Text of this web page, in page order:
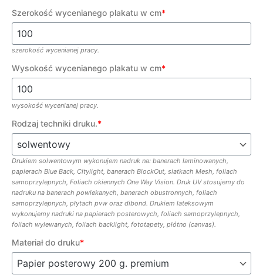
Szerokość wycenianego plakatu w cm*
szerokość wycenianej pracy.
Wysokość wycenianego plakatu w cm*
wysokość wycenianej pracy.
Rodzaj techniki druku.*
Drukiem solwentowym wykonujem nadruk na: banerach laminowanych,
papierach Blue Back, Citylight, banerach BlockOut, siatkach Mesh, foliach
samoprzylepnych, Foliach okiennych One Way Vision. Druk UV stosujemy do
nadruku na banerach powlekanych, banerach obustronnych, foliach
samoprzylepnych, płytach pvw oraz dibond. Drukiem lateksowym
wykonujemy nadruki na papierach posterowych, foliach samoprzylepnych,
foliach wylewanych, foliach backlight, fototapety, płótno (canvas).
Materiał do druku*